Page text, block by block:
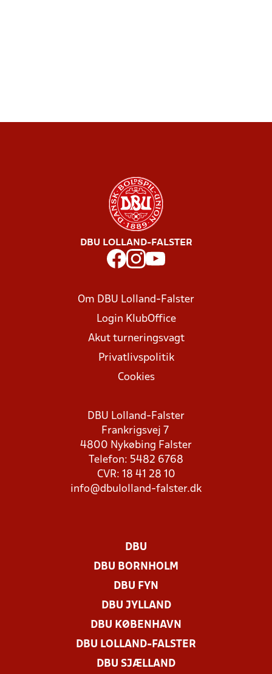
DBU LOLLAND-FALSTER
Om DBU Lolland-Falster
Login KlubOffice
Akut turneringsvagt
Privatlivspolitik
Cookies
DBU Lolland-Falster
Frankrigsvej 7
4800 Nykøbing Falster
Telefon: 5482 6768
CVR: 18 41 28 10
info@dbulolland-falster.dk
DBU
DBU BORNHOLM
DBU FYN
DBU JYLLAND
DBU KØBENHAVN
DBU LOLLAND-FALSTER
DBU SJÆLLAND